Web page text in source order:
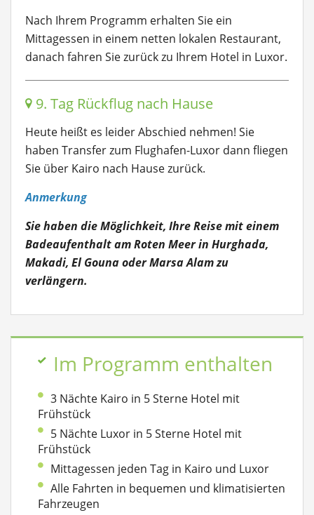
Nach Ihrem Programm erhalten Sie ein
Mittagessen in einem netten lokalen Restaurant,
danach fahren Sie zurück zu Ihrem Hotel in Luxor.
9. Tag Rückflug nach Hause
Heute heißt es leider Abschied nehmen! Sie
haben Transfer zum Flughafen-Luxor dann fliegen
Sie über Kairo nach Hause zurück.
Anmerkung
Sie haben die Möglichkeit, Ihre Reise mit einem
Badeaufenthalt am Roten Meer in Hurghada,
Makadi, El Gouna oder Marsa Alam zu
verlängern.
Im Programm enthalten
3 Nächte Kairo in 5 Sterne Hotel mit
Frühstück
5 Nächte Luxor in 5 Sterne Hotel mit
Frühstück
Mittagessen jeden Tag in Kairo und Luxor
Alle Fahrten in bequemen und klimatisierten
Fahrzeugen